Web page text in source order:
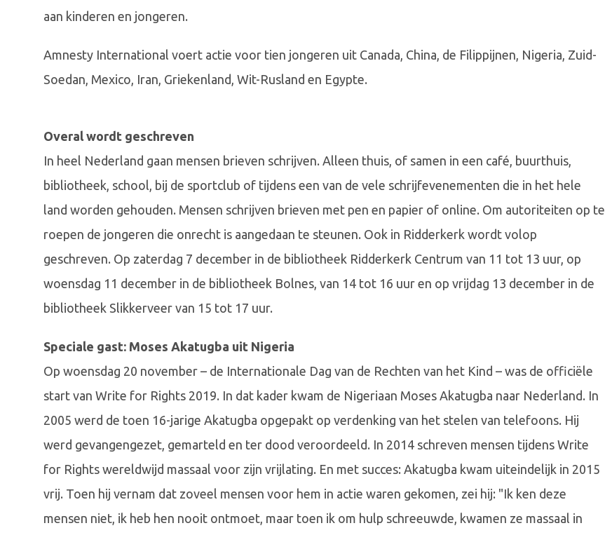
aan kinderen en jongeren.
Amnesty International voert actie voor tien jongeren uit Canada, China, de Filippijnen, Nigeria, Zuid-
Soedan, Mexico, Iran, Griekenland, Wit-Rusland en Egypte.
Overal wordt geschreven
In heel Nederland gaan mensen brieven schrijven. Alleen thuis, of samen in een café, buurthuis,
bibliotheek, school, bij de sportclub of tijdens een van de vele schrijfevenementen die in het hele
land worden gehouden. Mensen schrijven brieven met pen en papier of online. Om autoriteiten op te
roepen de jongeren die onrecht is aangedaan te steunen. Ook in Ridderkerk wordt volop
geschreven. Op zaterdag 7 december in de bibliotheek Ridderkerk Centrum van 11 tot 13 uur, op
woensdag 11 december in de bibliotheek Bolnes, van 14 tot 16 uur en op vrijdag 13 december in de
bibliotheek Slikkerveer van 15 tot 17 uur.
Speciale gast: Moses Akatugba uit Nigeria
Op woensdag 20 november – de Internationale Dag van de Rechten van het Kind – was de officiële
start van Write for Rights 2019. In dat kader kwam de Nigeriaan Moses Akatugba naar Nederland. In
2005 werd de toen 16-jarige Akatugba opgepakt op verdenking van het stelen van telefoons. Hij
werd gevangengezet, gemarteld en ter dood veroordeeld. In 2014 schreven mensen tijdens Write
for Rights wereldwijd massaal voor zijn vrijlating. En met succes: Akatugba kwam uiteindelijk in 2015
vrij. Toen hij vernam dat zoveel mensen voor hem in actie waren gekomen, zei hij: "Ik ken deze
mensen niet, ik heb hen nooit ontmoet, maar toen ik om hulp schreeuwde, kwamen ze massaal in